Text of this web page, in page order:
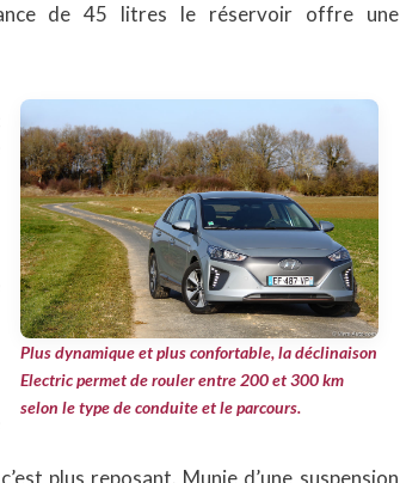
de 45 litres le réservoir offre une
Plus dynamique et plus confortable, la déclinaison
Electric permet de rouler entre 200 et 300 km
selon le type de conduite et le parcours.
plus reposant. Munie d’une suspension